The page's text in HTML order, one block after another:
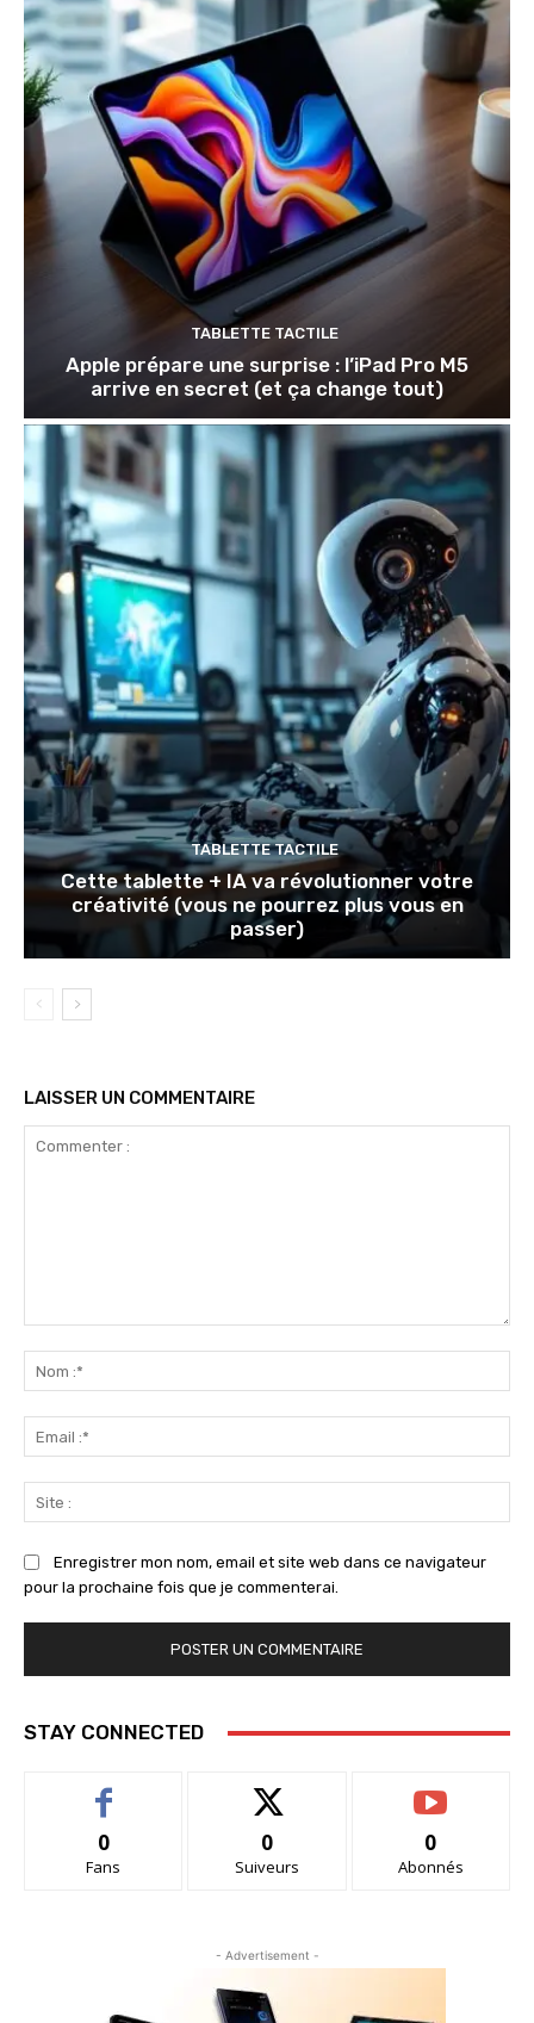
TABLETTE TACTILE
Apple prépare une surprise : l’iPad Pro M5
arrive en secret (et ça change tout)
TABLETTE TACTILE
Cette tablette + IA va révolutionner votre
créativité (vous ne pourrez plus vous en
passer)
LAISSER UN COMMENTAIRE
:*
:*
:
Enregistrer mon nom, email et site web dans ce navigateur
pour la prochaine fois que je commenterai.
STAY CONNECTED
0
Fans
0
Suiveurs
0
Abonnés
- Advertisement -